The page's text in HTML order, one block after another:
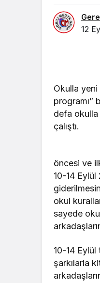
12
Okulla yeni
programı”
defa okulla
çalıştı.
öncesi ve
10-14 Eylül
okul
sayede
10-14
şarkılarla
Gerede’de İki
Öğrencileri Başka